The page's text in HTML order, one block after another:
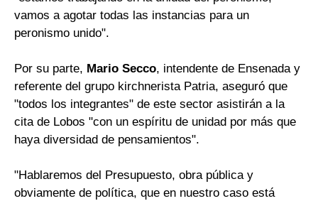
vamos a agotar todas las instancias para un
peronismo unido".
Por su parte, Mario Secco, intendente de Ensenada y
referente del grupo kirchnerista Patria, aseguró que
"todos los integrantes" de este sector asistirán a la
cita de Lobos "con un espíritu de unidad por más que
haya diversidad de pensamientos".
"Hablaremos del Presupuesto, obra pública y
obviamente de política, que en nuestro caso está